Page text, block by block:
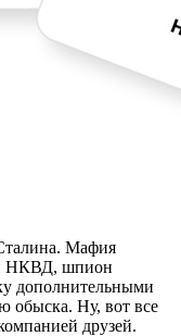
Мафия
НКВД, шпион
дополнительными
обыска. Ну, вот все
друзей.